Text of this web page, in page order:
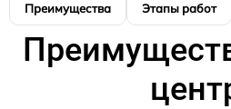
Преимущества Этапы работ